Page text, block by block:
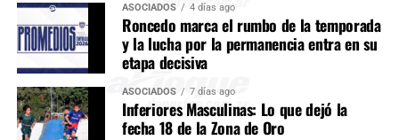
ASOCIADOS 4 días ago
Roncedo marca el rumbo de la temporada
y la lucha por la permanencia entra en su
etapa decisiva
ASOCIADOS 7 días ago
Inferiores Masculinas: Lo que dejó la
fecha 18 de la Zona de Oro